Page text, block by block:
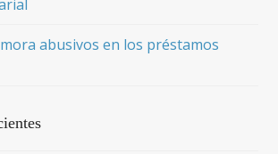
abusivos en los préstamos